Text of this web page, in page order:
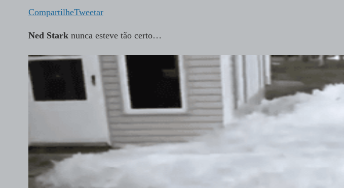
CompartilheTweetar
Ned Stark nunca esteve tão certo…